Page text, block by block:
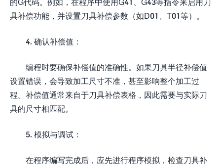
具补偿功能，并设置刀具补偿参数（如D01、T01等）。
4. 确认补偿值：
编程时要确保补偿值的准确性。如果刀具半径补偿值
设置错误，会导致加工尺寸不准，甚至影响整个加工过
程。补偿值通常来自于刀具补偿表格，因此需要与实际刀
具的尺寸相匹配。
5. 模拟与调试：
在程序编写完成后，应先进行程序模拟，检查刀具补